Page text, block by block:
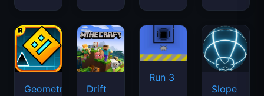
Geometry
Drift
Run 3
Slope